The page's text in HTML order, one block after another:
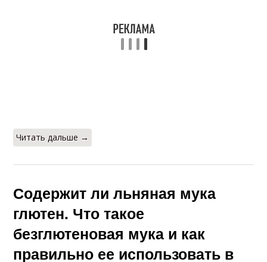
Читать дальше →
Содержит ли льняная мука
глютен. Что такое
безглютеновая мука и как
правильно ее использовать в